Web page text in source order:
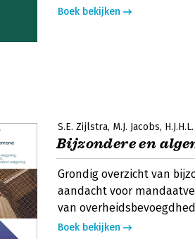
Boek bekijken
S.E. Zijlstra M.J. Jacobs
Bijzondere en
Grondig overzicht van
aandacht voor
van
Boek bekijken